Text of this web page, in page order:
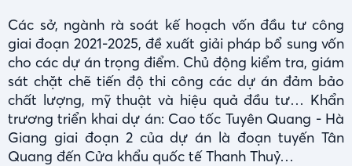
Các sở, ngành rà soát kế hoạch vốn đầu tư công
giai đoạn 2021-2025, đề xuất giải pháp bổ sung vốn
cho các dự án trọng điểm. Chủ động kiểm tra, giám
sát chặt chẽ tiến độ thi công các dự án đảm bảo
chất lượng, mỹ thuật và hiệu quả đầu tư… Khẩn
trương triển khai dự án: Cao tốc Tuyên Quang - Hà
Giang giai đoạn 2 của dự án là đoạn tuyến Tân
Quang đến Cửa khẩu quốc tế Thanh Thuỷ…